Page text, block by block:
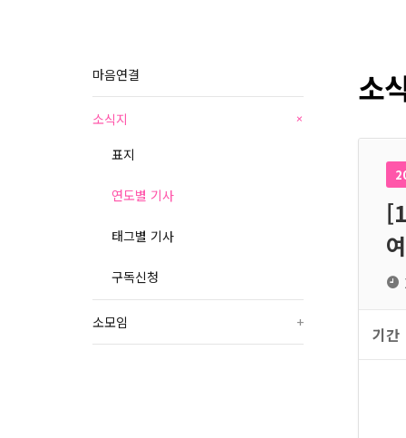
마음연결
소식지 +
표지
연도별 기사
태그별 기사
구독신청
소모임 +
소
기간